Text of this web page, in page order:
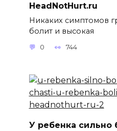
HeadNotHurt.ru
Никаких симптомов
болит и высокая
0 744
У ребенка сильно